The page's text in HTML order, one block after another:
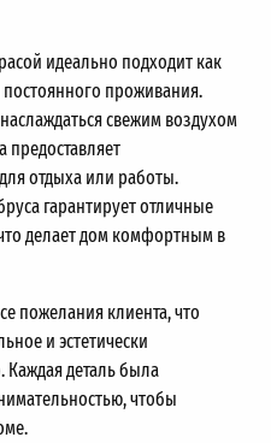
идеально подходит как
постоянного проживания.
свежим воздухом
отдыха или работы.
гарантирует отличные
делает дом комфортным в
пожелания клиента, что
и эстетически
Каждая деталь была
чтобы